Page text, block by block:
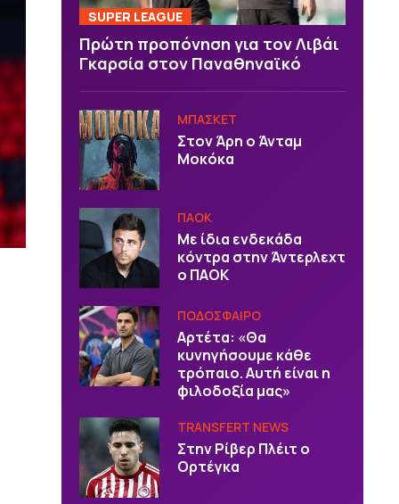
SUPER LEAGUE
Πρώτη προπόνηση για τον Λιβάι
Γκαρσία στον Παναθηναϊκό
ΜΠΑΣΚΕΤ
Στον Άρη ο Άνταμ
Μοκόκα
ΠΑΟΚ
Με ίδια ενδεκάδα
κόντρα στην Άντερλεχτ
ο ΠΑΟΚ
ΠΟΔΟΣΦΑΙΡΟ
Αρτέτα: «Θα
κυνηγήσουμε κάθε
τρόπαιο. Αυτή είναι η
φιλοδοξία μας»
TRANSFERT NEWS
Στην Ρίβερ Πλέιτ ο
Ορτέγκα